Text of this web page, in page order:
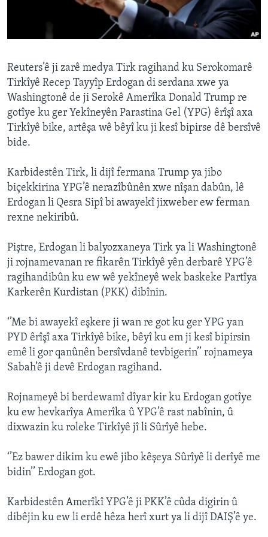
Learning English
FOLLOW US
Zimanên Din
Reuters’ê ji zarê medya Tirk ragihand ku Serokomarê
Tirkîyê Recep Tayyîp Erdogan di serdana xwe ya
Washingtonê de ji Serokê Amerîka Donald Trump re
gotîye ku ger Yekîneyên Parastina Gel (YPG) êrîşî axa
Tirkîyê bike, artêşa wê bêyî ku ji kesî bipirse dê bersîvê
bide.
Karbidestên Tirk, li dijî fermana Trump ya jibo
biçekkirina YPG’ê nerazîbûnên xwe nîşan dabûn, lê
Erdogan li Qesra Sipî bi awayekî jixweber ew ferman
rexne nekiribû.
Piştre, Erdogan li balyozxaneya Tirk ya li Washingtonê
ji rojnamevanan re fikarên Tirkîyê yên derbarê YPG’ê
ragihandibûn ku ew wê yekîneyê wek baskeke Partîya
Karkerên Kurdistan (PKK) dibînin.
‘’Me bi awayekî eşkere ji wan re got ku ger YPG yan
PYD êrîşî axa Tirkîyê bike, bêyî ku em ji kesî bipirsin
emê li gor qanûnên bersîvdanê tevbigerin’’ rojnameya
Sabah’ê ji devê Erdogan ragihand.
Rojnameyê bi berdewamî dîyar kir ku Erdogan gotîye
ku ew hevkarîya Amerîka û YPG’ê rast nabînin, û
dixwazin ku roleke Tirkîyê jî li Sûrîyê hebe.
‘’Ez bawer dikim ku ewê jibo kêşeya Sûrîyê li derîyê me
bidin’’ Erdogan got.
Karbidestên Amerîkî YPG’ê ji PKK’ê cûda digirin û
dibêjin ku ew li erdê hêza herî xurt ya li dijî DAIŞ’ê ye.